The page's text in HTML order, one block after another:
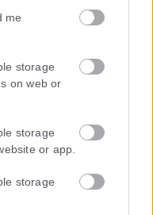
me
storage
on web or
storage
or app.
storage